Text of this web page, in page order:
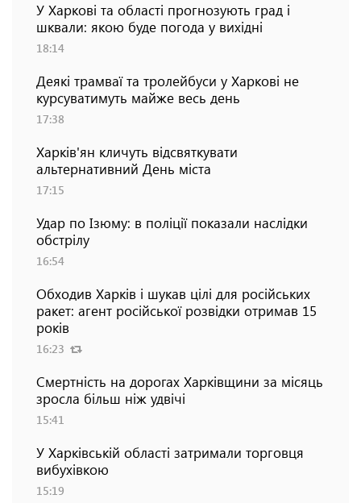
У Харкові та області прогнозують град і
шквали: якою буде погода у вихідні
18:14
Деякі трамваї та тролейбуси у Харкові не
курсуватимуть майже весь день
17:38
Харків'ян кличуть відсвяткувати
альтернативний День міста
17:15
Удар по Ізюму: в поліції показали наслідки
обстрілу
16:54
Обходив Харків і шукав цілі для російських
ракет: агент російської розвідки отримав 15
років
16:23
Смертність на дорогах Харківщини за місяць
зросла більш ніж удвічі
15:41
У Харківській області затримали торговця
вибухівкою
15:19